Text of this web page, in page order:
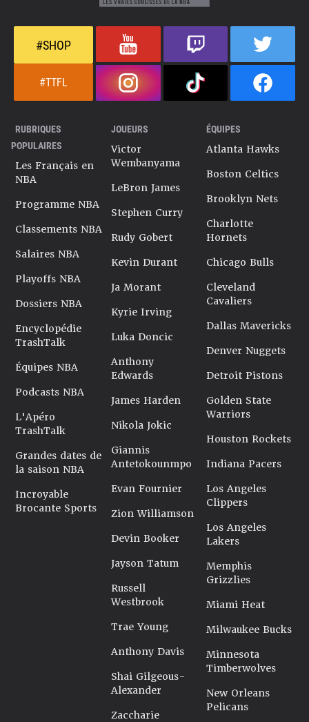
#SHOP
#TTFL
RUBRIQUES
POPULAIRES
Les Français en
NBA
Programme NBA
Classements NBA
Salaires NBA
Playoffs NBA
Dossiers NBA
Encyclopédie
TrashTalk
Équipes NBA
Podcasts NBA
L'Apéro
TrashTalk
Grandes dates de
la saison NBA
Incroyable
Brocante Sports
JOUEURS
Victor
Wembanyama
LeBron James
Stephen Curry
Rudy Gobert
Kevin Durant
Ja Morant
Kyrie Irving
Luka Doncic
Anthony
Edwards
James Harden
Nikola Jokic
Giannis
Antetokounmpo
Evan Fournier
Zion Williamson
Devin Booker
Jayson Tatum
Russell
Westbrook
Trae Young
Anthony Davis
Shai Gilgeous-
Alexander
Zaccharie
ÉQUIPES
Atlanta Hawks
Boston Celtics
Brooklyn Nets
Charlotte
Hornets
Chicago Bulls
Cleveland
Cavaliers
Dallas Mavericks
Denver Nuggets
Detroit Pistons
Golden State
Warriors
Houston Rockets
Indiana Pacers
Los Angeles
Clippers
Los Angeles
Lakers
Memphis
Grizzlies
Miami Heat
Milwaukee Bucks
Minnesota
Timberwolves
New Orleans
Pelicans